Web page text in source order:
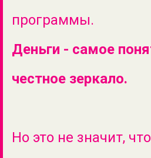
программы.
Деньги - самое
честное зеркало.
Но это не значит,